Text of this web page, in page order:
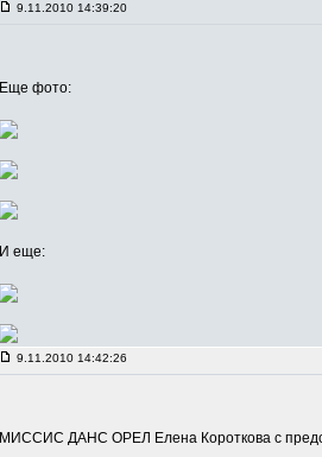
9.11.2010 14:39:20
Еще фото:
И еще:
9.11.2010 14:42:26
МИССИС ДАНС ОРЕЛ Елена Короткова с